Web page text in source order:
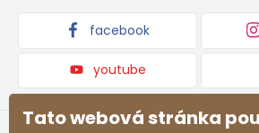
facebook
youtube
Tato webová stránka